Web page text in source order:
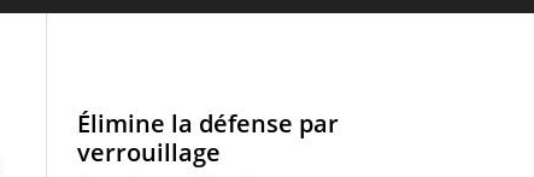
Élimine la défense par
verrouillage